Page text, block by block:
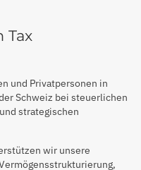
Tax
und Privatpersonen in
Schweiz bei steuerlichen
strategischen
wir unsere